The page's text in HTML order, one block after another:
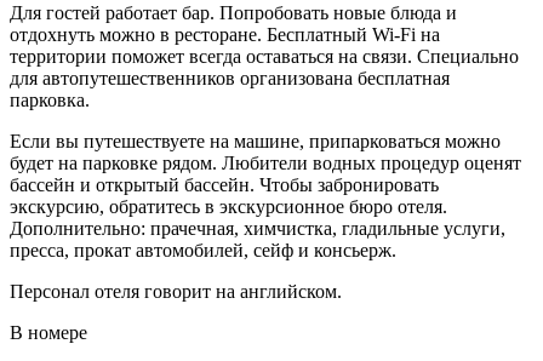
Для гостей работает бар. Попробовать новые блюда и
отдохнуть можно в ресторане. Бесплатный Wi-Fi на
территории поможет всегда оставаться на связи. Специально
для автопутешественников организована бесплатная
парковка.
Если вы путешествуете на машине, припарковаться можно
будет на парковке рядом. Любители водных процедур оценят
бассейн и открытый бассейн. Чтобы забронировать
экскурсию, обратитесь в экскурсионное бюро отеля.
Дополнительно: прачечная, химчистка, гладильные услуги,
пресса, прокат автомобилей, сейф и консьерж.
Персонал отеля говорит на английском.
В номере